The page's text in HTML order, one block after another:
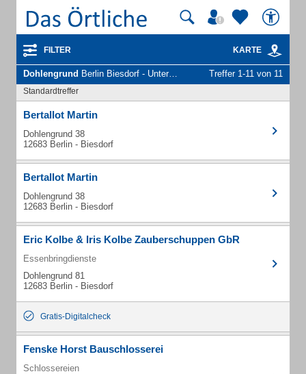
FILTER KARTE
Dohlengrund Berlin Biesdorf - Unternehmen und Personen Treffer 1-11 von 11
Standardtreffer
Bertallot Martin
Dohlengrund 38
12683 Berlin - Biesdorf
Bertallot Martin
Dohlengrund 38
12683 Berlin - Biesdorf
Eric Kolbe & Iris Kolbe Zauberschuppen GbR
Essenbringdienste
Dohlengrund 81
12683 Berlin - Biesdorf
Gratis-Digitalcheck
Fenske Horst Bauschlosserei
Schlossereien